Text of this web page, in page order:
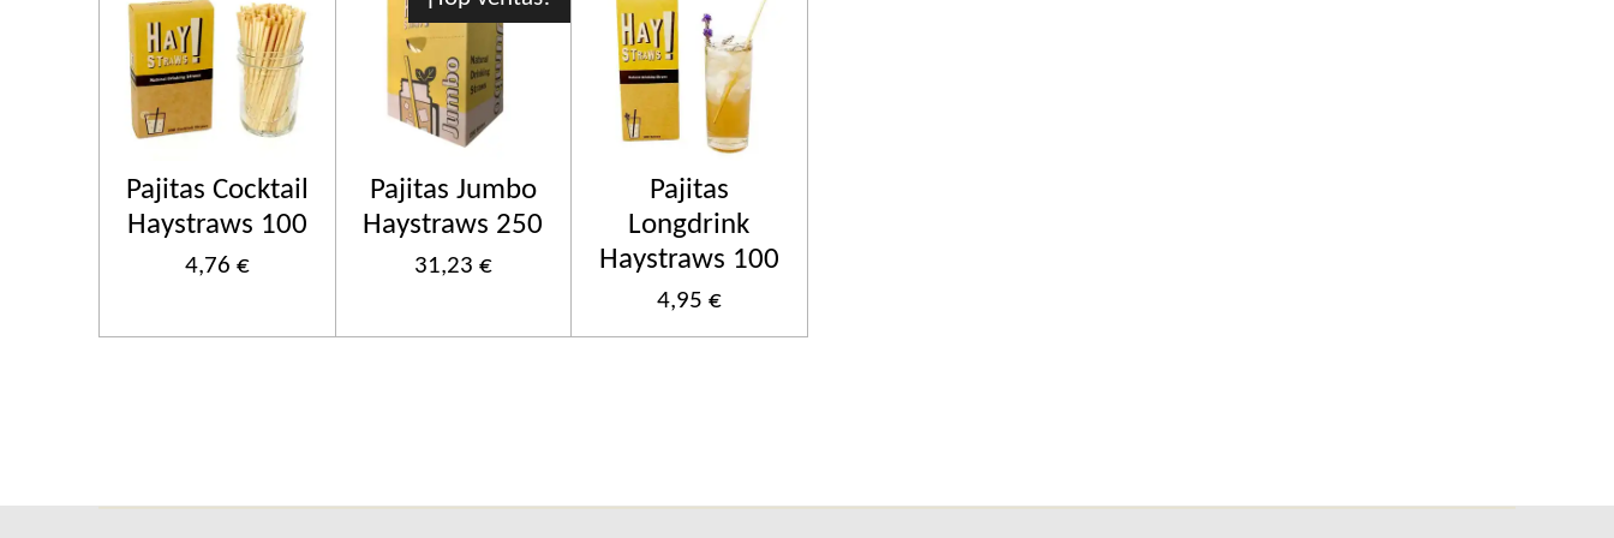
Pajitas Cocktail
Haystraws 100
4,76 €
Pajitas Jumbo
Haystraws 250
31,23 €
Pajitas
Longdrink
Haystraws 100
4,95 €